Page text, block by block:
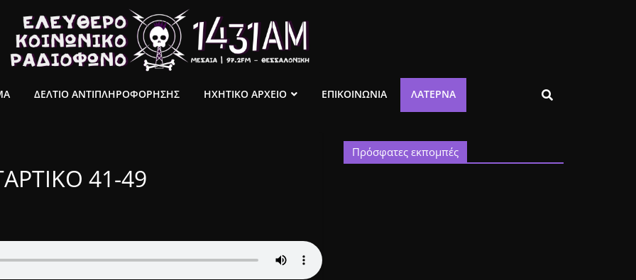
ΔΕΛΤΙΟ ΑΝΤΙΠΛΗΡΟΦΟΡΗΣΗΣ ΗΧΗΤΙΚΟ ΑΡΧΕΙΟ ΕΠΙΚΟΙΝΩΝΙΑ ΛΑΤΈΡΝΑ
41-49
Πρόσφατες εκπομπές